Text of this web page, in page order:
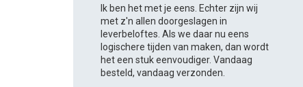
Ik ben het met je eens. Echter zijn wij
met z'n allen doorgeslagen in
leverbeloftes. Als we daar nu eens
logischere tijden van maken, dan wordt
het een stuk eenvoudiger. Vandaag
besteld, vandaag verzonden.